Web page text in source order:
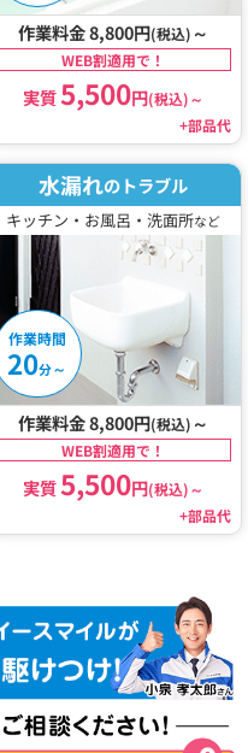
作業料金 8,800円(税込) ～
WEB割適用で！
実質5,500円(税込)～
+部品代
水漏れのトラブル
キッチン・お風呂・洗面所など
作業時間
20分～
作業料金 8,800円(税込) ～
WEB割適用で！
実質5,500円(税込)～
+部品代